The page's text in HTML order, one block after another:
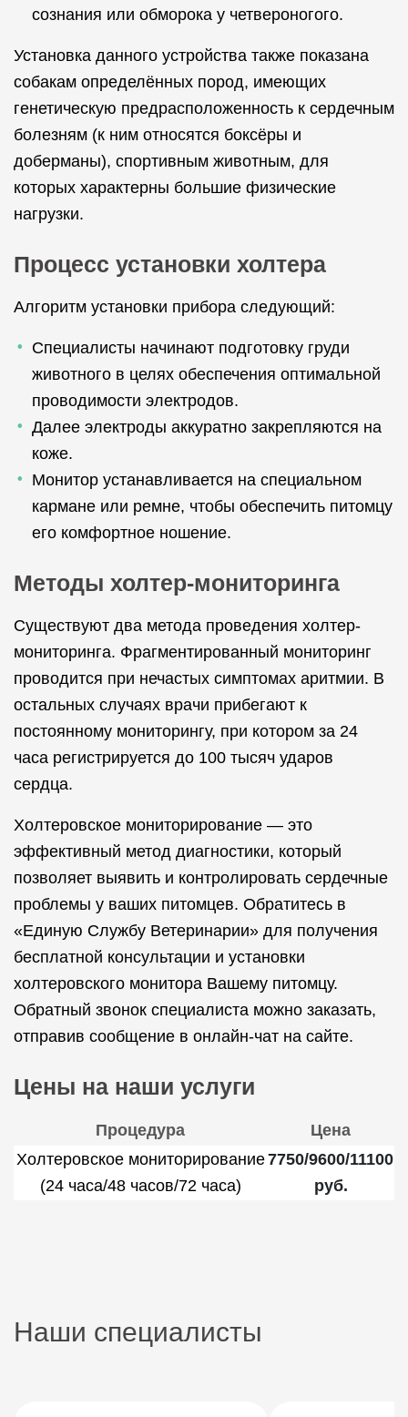
сознания или обморока у четвероногого.
Установка данного устройства также показана
собакам определённых пород, имеющих
генетическую предрасположенность к сердечным
болезням (к ним относятся боксёры и
доберманы), спортивным животным, для
которых характерны большие физические
нагрузки.
Процесс установки холтера
Алгоритм установки прибора следующий:
Специалисты начинают подготовку груди
животного в целях обеспечения оптимальной
проводимости электродов.
Далее электроды аккуратно закрепляются на
коже.
Монитор устанавливается на специальном
кармане или ремне, чтобы обеспечить питомцу
его комфортное ношение.
Методы холтер-мониторинга
Существуют два метода проведения холтер-
мониторинга. Фрагментированный мониторинг
проводится при нечастых симптомах аритмии. В
остальных случаях врачи прибегают к
постоянному мониторингу, при котором за 24
часа регистрируется до 100 тысяч ударов
сердца.
Холтеровское мониторирование — это
эффективный метод диагностики, который
позволяет выявить и контролировать сердечные
проблемы у ваших питомцев. Обратитесь в
«Единую Службу Ветеринарии» для получения
бесплатной консультации и установки
холтеровского монитора Вашему питомцу.
Обратный звонок специалиста можно заказать,
отправив сообщение в онлайн-чат на сайте.
Цены на наши услуги
Процедура
Цена
Холтеровское мониторирование
(24 часа/48 часов/72 часа)
7750/9600/11100
руб.
Наши специалисты